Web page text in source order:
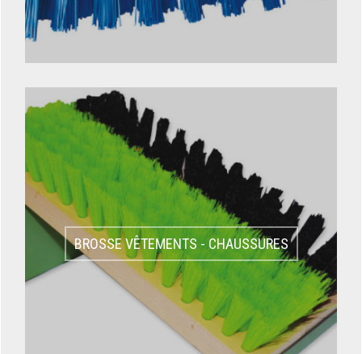
BROSSE VÊTEMENTS - CHAUSSURES